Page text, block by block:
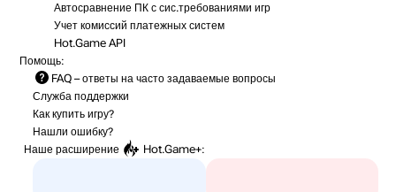
Автосравнение ПК с сис.требованиями игр
Учет комиссий платежных систем
Hot.Game API
Помощь:
FAQ – ответы на часто задаваемые вопросы
Служба поддержки
Как купить игру?
Нашли ошибку?
Наше расширение
Hot.Game+: